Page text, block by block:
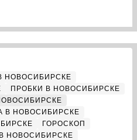
НОВОСИБИРСКЕ
ПРОБКИ В НОВОСИБИРСКЕ
В НОВОСИБИРСКЕ
ГОРОСКОП
НОВОСИБИРСКЕ